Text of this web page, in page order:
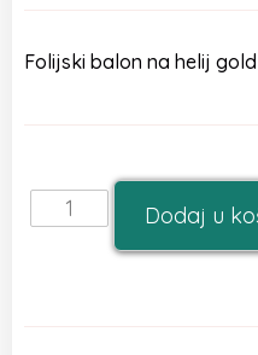
Folijski balon na helij
Dodaj u